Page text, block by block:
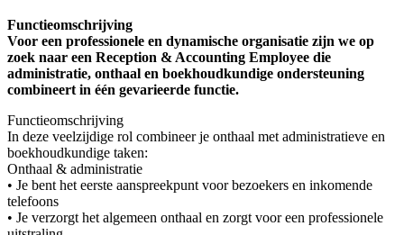
Functieomschrijving
Voor een professionele en dynamische organisatie zijn we op
zoek naar een Reception & Accounting Employee die
administratie, onthaal en boekhoudkundige ondersteuning
combineert in één gevarieerde functie.
Functieomschrijving
In deze veelzijdige rol combineer je onthaal met administratieve en
boekhoudkundige taken:
Onthaal & administratie
• Je bent het eerste aanspreekpunt voor bezoekers en inkomende
telefoons
• Je verzorgt het algemeen onthaal en zorgt voor een professionele